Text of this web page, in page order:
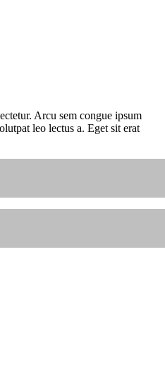
Arcu sem congue ipsum
leo lectus a. Eget sit erat